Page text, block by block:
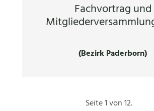
Fachvortrag und
(Bezirk Paderborn)
Seite 1 von 12.